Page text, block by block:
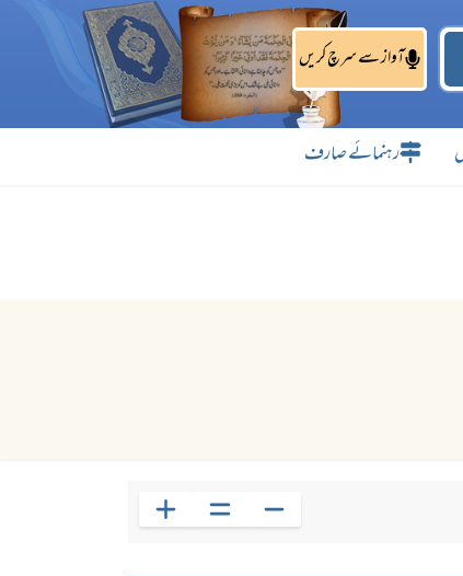
آواز سے سرچ کریں
رہنمائے صارف